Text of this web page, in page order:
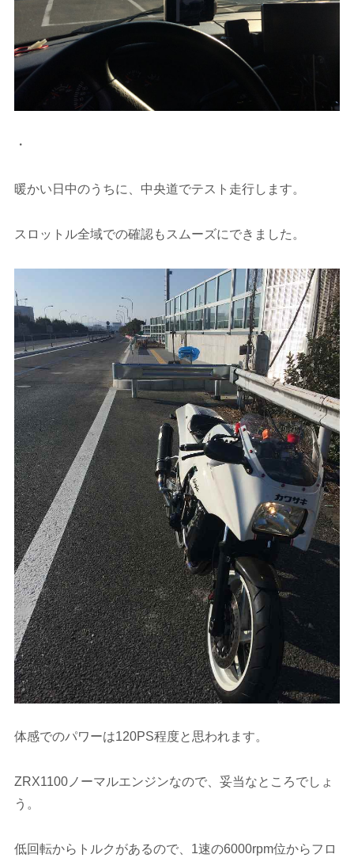
・
暖かい日中のうちに、中央道でテスト走行します。
スロットル全域での確認もスムーズにできました。
体感でのパワーは120PS程度と思われます。
ZRX1100ノーマルエンジンなので、妥当なところでしょ
う。
低回転からトルクがあるので、1速の6000rpm位からフロ